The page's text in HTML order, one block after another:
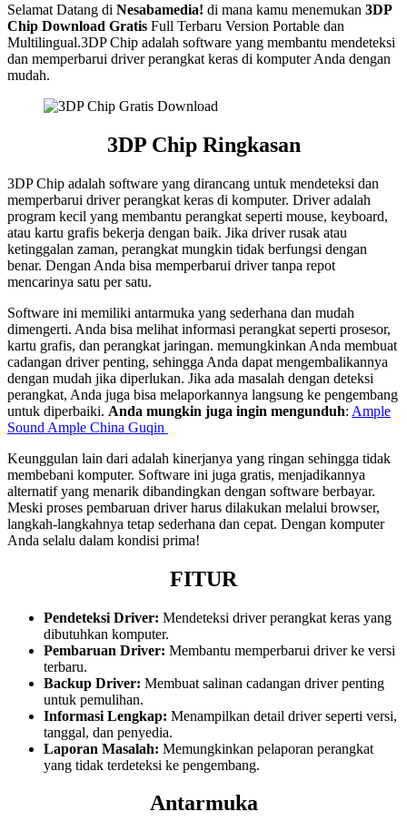
Selamat Datang di Nesabamedia! di mana kamu menemukan 3DP
Chip Download Gratis Full Terbaru Version Portable dan
Multilingual.3DP Chip adalah software yang membantu mendeteksi
dan memperbarui driver perangkat keras di komputer Anda dengan
mudah.
3DP Chip Ringkasan
3DP Chip adalah software yang dirancang untuk mendeteksi dan
memperbarui driver perangkat keras di komputer. Driver adalah
program kecil yang membantu perangkat seperti mouse, keyboard,
atau kartu grafis bekerja dengan baik. Jika driver rusak atau
ketinggalan zaman, perangkat mungkin tidak berfungsi dengan
benar. Dengan Anda bisa memperbarui driver tanpa repot
mencarinya satu per satu.
Software ini memiliki antarmuka yang sederhana dan mudah
dimengerti. Anda bisa melihat informasi perangkat seperti prosesor,
kartu grafis, dan perangkat jaringan. memungkinkan Anda membuat
cadangan driver penting, sehingga Anda dapat mengembalikannya
dengan mudah jika diperlukan. Jika ada masalah dengan deteksi
perangkat, Anda juga bisa melaporkannya langsung ke pengembang
untuk diperbaiki. Anda mungkin juga ingin mengunduh: Ample
Sound Ample China Guqin
Keunggulan lain dari adalah kinerjanya yang ringan sehingga tidak
membebani komputer. Software ini juga gratis, menjadikannya
alternatif yang menarik dibandingkan dengan software berbayar.
Meski proses pembaruan driver harus dilakukan melalui browser,
langkah-langkahnya tetap sederhana dan cepat. Dengan komputer
Anda selalu dalam kondisi prima!
FITUR
Pendeteksi Driver: Mendeteksi driver perangkat keras yang
dibutuhkan komputer.
Pembaruan Driver: Membantu memperbarui driver ke versi
terbaru.
Backup Driver: Membuat salinan cadangan driver penting
untuk pemulihan.
Informasi Lengkap: Menampilkan detail driver seperti versi,
tanggal, dan penyedia.
Laporan Masalah: Memungkinkan pelaporan perangkat
yang tidak terdeteksi ke pengembang.
Antarmuka